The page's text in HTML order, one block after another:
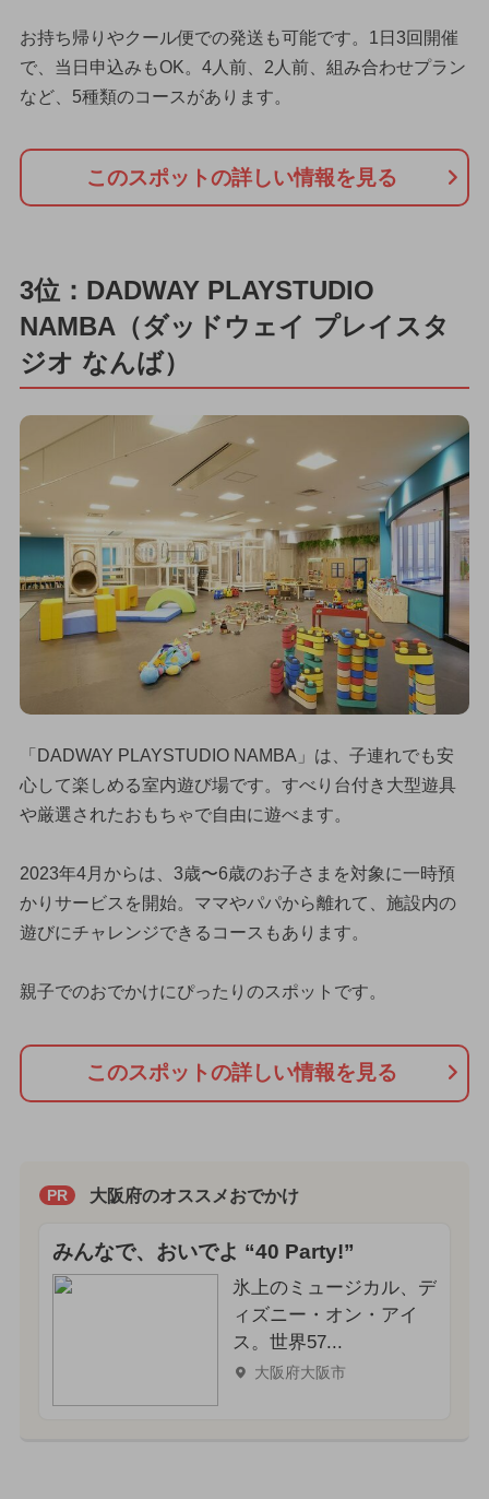
お持ち帰りやクール便での発送も可能です。1日3回開催
で、当日申込みもOK。4人前、2人前、組み合わせプラン
など、5種類のコースがあります。
このスポットの詳しい情報を見る
3位：DADWAY PLAYSTUDIO
NAMBA（ダッドウェイ プレイスタ
ジオ なんば）
「DADWAY PLAYSTUDIO NAMBA」は、子連れでも安
心して楽しめる室内遊び場です。すべり台付き大型遊具
や厳選されたおもちゃで自由に遊べます。
2023年4月からは、3歳〜6歳のお子さまを対象に一時預
かりサービスを開始。ママやパパから離れて、施設内の
遊びにチャレンジできるコースもあります。
親子でのおでかけにぴったりのスポットです。
このスポットの詳しい情報を見る
PR 大阪府のオススメおでかけ
みんなで、おいでよ “40 Party!”
氷上のミュージカル、デ
ィズニー・オン・アイ
ス。世界57...
大阪府大阪市